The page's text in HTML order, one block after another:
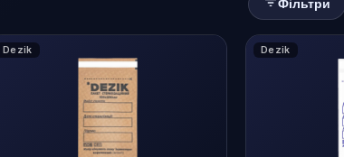
Фільтри
ЦІНА
€—
Dezik Dezik